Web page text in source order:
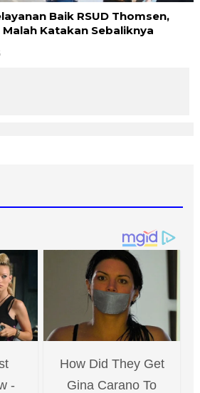
Baik RSUD Thomsen,
Katakan Sebaliknya